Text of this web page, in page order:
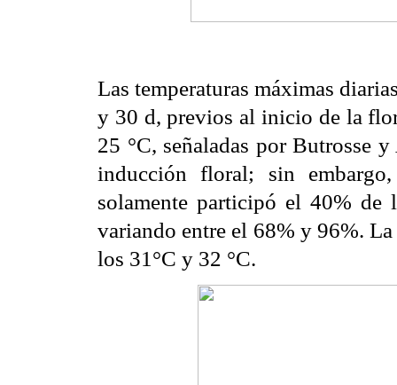
Las temperaturas máximas
y 30 d, previos al inicio de la
25 °C, señaladas por Butrosse
inducción floral; sin
solamente participó el 40% de
variando entre el 68% y 96%.
los 31°C y 32 °C.